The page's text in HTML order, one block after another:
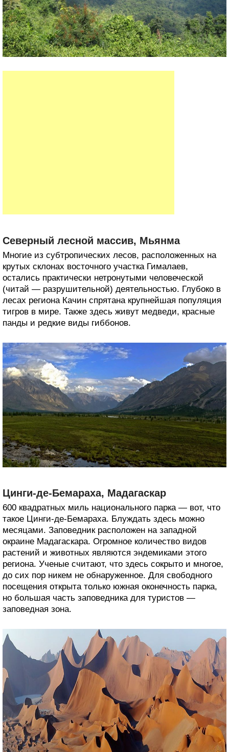
Северный лесной массив, Мьянма
Многие из субтропических лесов, расположенных на
крутых склонах восточного участка Гималаев,
остались практически нетронутыми человеческой
(читай — разрушительной) деятельностью. Глубоко в
лесах региона Качин спрятана крупнейшая популяция
тигров в мире. Также здесь живут медведи, красные
панды и редкие виды гиббонов.
Цинги-де-Бемараха, Мадагаскар
600 квадратных миль национального парка — вот, что
такое Цинги-де-Бемараха. Блуждать здесь можно
месяцами. Заповедник расположен на западной
окраине Мадагаскара. Огромное количество видов
растений и животных являются эндемиками этого
региона. Ученые считают, что здесь сокрыто и многое,
до сих пор никем не обнаруженное. Для свободного
посещения открыта только южная оконечность парка,
но большая часть заповедника для туристов —
заповедная зона.